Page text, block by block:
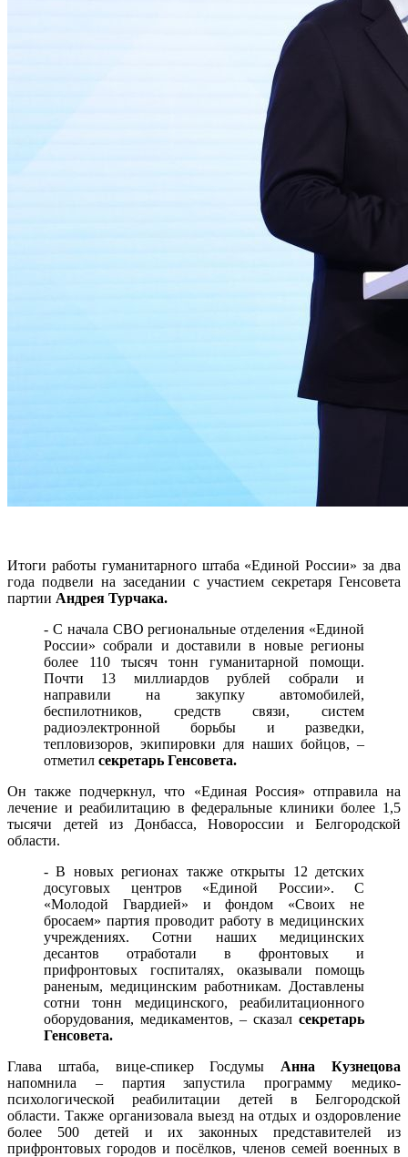
Итоги работы гуманитарного штаба «Единой России» за два
года подвели на заседании с участием секретаря Генсовета
партии Андрея Турчака.
- С начала СВО региональные отделения «Единой
России» собрали и доставили в новые регионы
более 110 тысяч тонн гуманитарной помощи.
Почти 13 миллиардов рублей собрали и
направили на закупку автомобилей,
беспилотников, средств связи, систем
радиоэлектронной борьбы и разведки,
тепловизоров, экипировки для наших бойцов, –
отметил секретарь Генсовета.
Он также подчеркнул, что «Единая Россия» отправила на
лечение и реабилитацию в федеральные клиники более 1,5
тысячи детей из Донбасса, Новороссии и Белгородской
области.
- В новых регионах также открыты 12 детских
досуговых центров «Единой России». С
«Молодой Гвардией» и фондом «Своих не
бросаем» партия проводит работу в медицинских
учреждениях. Сотни наших медицинских
десантов отработали в фронтовых и
прифронтовых госпиталях, оказывали помощь
раненым, медицинским работникам. Доставлены
сотни тонн медицинского, реабилитационного
оборудования, медикаментов, – сказал секретарь
Генсовета.
Глава штаба, вице-спикер Госдумы Анна Кузнецова
напомнила – партия запустила программу медико-
психологической реабилитации детей в Белгородской
области. Также организовала выезд на отдых и оздоровление
более 500 детей и их законных представителей из
прифронтовых городов и посёлков, членов семей военных в